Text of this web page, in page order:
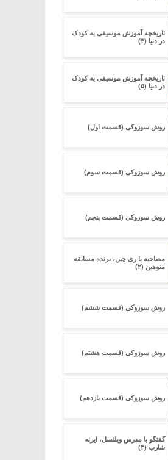
تاریخچه آموزش موسیقی به کودک
در دنیا (۴)
تاریخچه آموزش موسیقی به کودک
در دنیا (۵)
روش سوزوکی (قسمت اول)
روش سوزوکی (قسمت سوم)
روش سوزوکی (قسمت پنجم)
مصاحبه با ری چین، برنده مسابقه
منوهین (۲)
روش سوزوکی (قسمت ششم)
روش سوزوکی (قسمت هشتم)
روش سوزوکی (قسمت یازدهم)
گفتگو با مدرس ویلنسل، ایرنه
شارپ (۳)